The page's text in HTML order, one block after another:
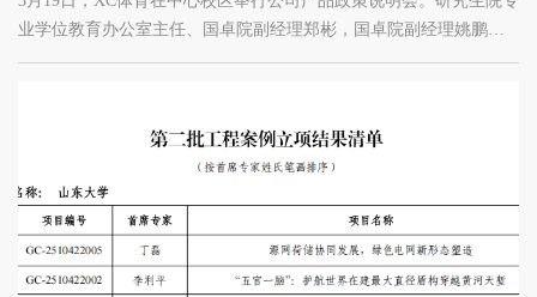
业学位教育办公室主任、国卓院副经理郑彬，国卓院副经理姚鹏、
张存生参加会议并结合分管工作对相关政策进行说明。会议由国卓
成立历程、发展规划等方面介绍了公司国卓院的整体情况。他要求
同学们要树立大志向，坚持“四个面向”...